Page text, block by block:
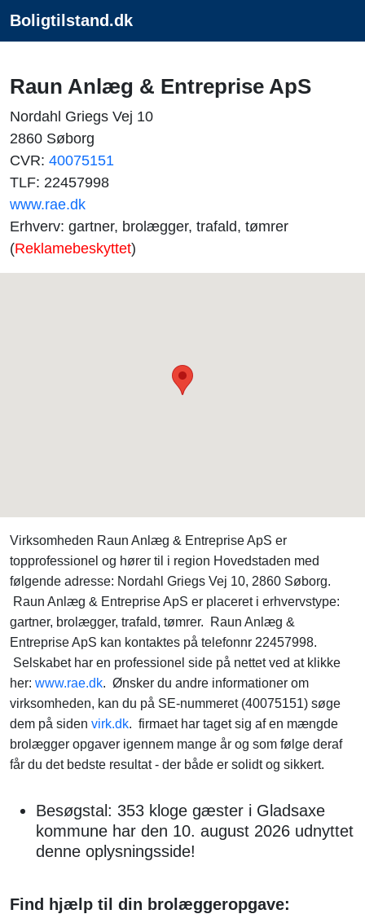
Boligtilstand.dk
Raun Anlæg & Entreprise ApS
Nordahl Griegs Vej 10
2860 Søborg
CVR: 40075151
TLF: 22457998
www.rae.dk
Erhverv: gartner, brolægger, trafald, tømrer
(Reklamebeskyttet)
Virksomheden Raun Anlæg & Entreprise ApS er
topprofessionel og hører til i region Hovedstaden med
følgende adresse: Nordahl Griegs Vej 10, 2860 Søborg.
Raun Anlæg & Entreprise ApS er placeret i erhvervstype:
gartner, brolægger, trafald, tømrer. Raun Anlæg &
Entreprise ApS kan kontaktes på telefonnr 22457998.
Selskabet har en professionel side på nettet ved at klikke
her: www.rae.dk. Ønsker du andre informationer om
virksomheden, kan du på SE-nummeret (40075151) søge
dem på siden virk.dk. firmaet har taget sig af en mængde
brolægger opgaver igennem mange år og som følge deraf
får du det bedste resultat - der både er solidt og sikkert.
Besøgstal: 353 kloge gæster i Gladsaxe
kommune har den 10. august 2026 udnyttet
denne oplysningsside!
Find hjælp til din brolæggeropgave: